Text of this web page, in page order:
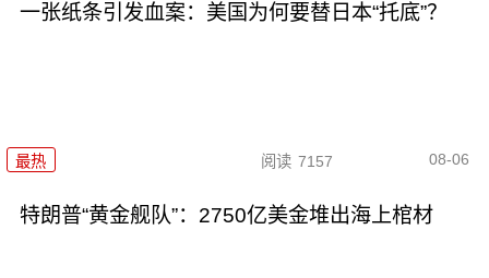
一张纸条引发血案：美国为何要替日本“托底”？
最热 阅读 7157 08-06
特朗普“黄金舰队”：2750亿美金堆出海上棺材